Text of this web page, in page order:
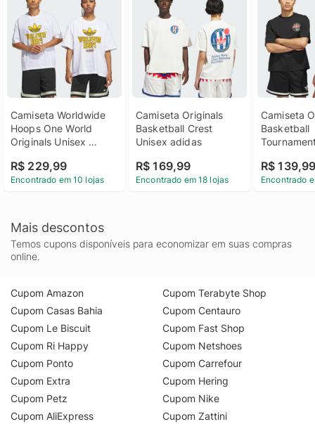
Camiseta Worldwide
Hoops One World
Originals Unisex
R$ 229,99
Encontrado em 10 lojas
Camiseta Originals
Basketball Crest
Unisex adidas
R$ 169,99
Encontrado em 18 lojas
Camiseta
Basketball
R$
Encontrado
Mais descontos
Temos cupons disponíveis para economizar em suas compras
online.
Cupom Amazon
Cupom Casas Bahia
Cupom Le Biscuit
Cupom Ri Happy
Cupom Ponto
Cupom Extra
Cupom Petz
Cupom AliExpress
Cupom Terabyte Shop
Cupom Centauro
Cupom Fast Shop
Cupom Netshoes
Cupom Carrefour
Cupom Hering
Cupom Nike
Cupom Zattini